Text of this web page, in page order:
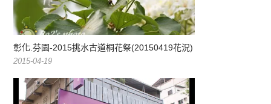
彰化.芬園-2015挑水古道桐花祭(20150419花況)
2015-04-19